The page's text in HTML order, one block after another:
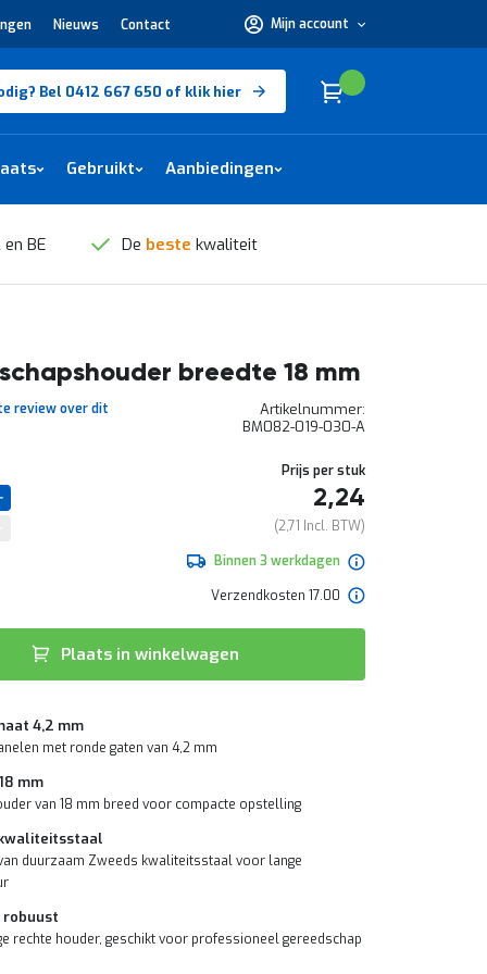
Nieuws Contact Mijn account
nodig?
Bel 0412 667 650 of klik hier Winkelwagen
Cart
Gebruikt Aanbiedingen
BE De beste kwaliteit
breedte 18 mm
review over dit
Artikelnummer
BM082-019-030-A
Prijs per stuk
2,24
2,71
Binnen 3 werkdagen
Verzendkosten 17.00
Plaats in winkelwagen
4,2 mm
met ronde gaten van 4,2 mm
mm
van 18 mm breed voor compacte opstelling
duurzaam Zweeds kwaliteitsstaal voor lange
robuust
rechte houder, geschikt voor professioneel gereedschap